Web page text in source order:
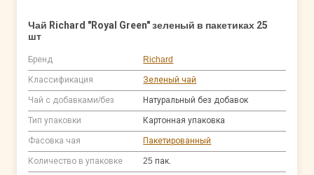
Чай Richard "Royal Green" зеленый в пакетиках 25
шт
Бренд Richard
Классификация Зеленый чай
Чай с добавками/без Натуральный без добавок
Тип упаковки Картонная упаковка
Фасовка чая Пакетированный
Количество в упаковке 25 пак.